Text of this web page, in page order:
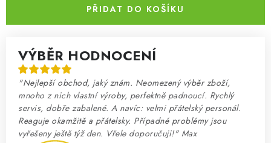
PŘIDAT DO KOŠÍKU
VÝBĚR HODNOCENÍ
"Nejlepší obchod, jaký znám. Neomezený výběr zboží,
mnoho z nich vlastní výroby, perfektně padnoucí. Rychlý
servis, dobře zabalené. A navíc: velmi přátelský personál.
Reaguje okamžitě a přátelsky. Případné problémy jsou
vyřešeny ještě týž den. Vřele doporučuji!" Max